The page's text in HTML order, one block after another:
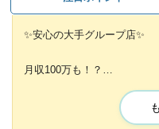
✨安心の大手グループ店✨
月収100万も！？
歩合制度もあるので予想以
【前払い】も【日払い】も